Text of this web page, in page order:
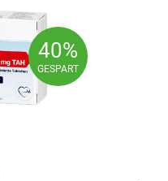
40%
GESPART
40%
GESPART